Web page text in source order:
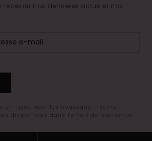
recevoir nos dernières actus et nos
en ligne pour les nouveaux inscrits -
disponibles dans l'email de bienvenue